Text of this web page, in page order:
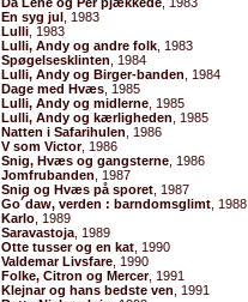
En syg jul , 1983
Lulli , 1983
Lulli, Andy og andre folk , 1983
Spøgelsesklinten , 1984
Lulli, Andy og Birger-banden , 1984
Dage med Hvæs , 1985
Lulli, Andy og midlerne , 1985
Lulli, Andy og kærligheden , 1985
Natten i Safarihulen , 1986
V som Victor, 1986
Snig, Hvæs og gangsterne , 1986
Jomfrubanden , 1987
Snig og Hvæs på sporet , 1987
Go´daw, verden : barndomsglimt , 1988
Karlo , 1989
Saravastoja , 1989
Otte tusser og en kat , 1990
Valdemar Livsfare , 1990
Folke, Citron og Mercer, 1991
Klejnar og hans bedste ven , 1991